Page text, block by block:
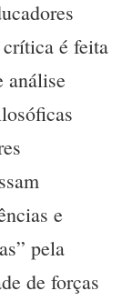
é feita
análise
e
pela
de forças